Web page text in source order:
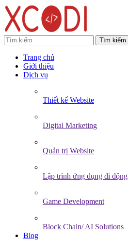
Tìm kiếm
Trang chủ
Giới thiệu
Dịch vụ
Thiết kế Website
Digital Marketing
Quản trị Website
Lập trình ứng dụng di động
Game Development
Block Chain/ AI Solutions
Blog